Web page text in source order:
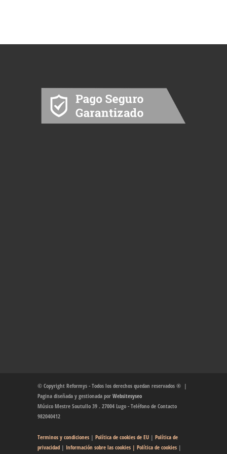
© Copyright Reformys - Todos los derechos quedan reservados ® |
Pagina diseñada y gestionada por Websitesyseo
Músico Mestre Soutullo 39 . 27004 Lugo - Teléfono de Contacto
982040412
Terminos y condiciones | Política de cookies de EU | Política de
privacidad | Información sobre las cookies | Política de cookies |